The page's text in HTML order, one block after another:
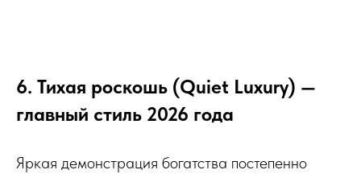
6. Тихая роскошь (Quiet Luxury) —
главный стиль 2026 года
Яркая демонстрация богатства постепенно